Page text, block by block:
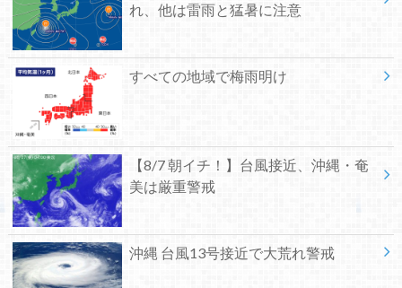
れ、他は雷雨と猛暑に注意
すべての地域で梅雨明け
【8/7 朝イチ！】台風接近、沖縄・奄
美は厳重警戒
沖縄 台風13号接近で大荒れ警戒